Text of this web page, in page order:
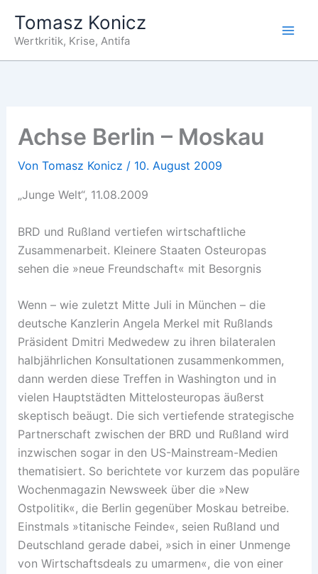
Inhalt
springen
Tomasz Konicz
Wertkritik, Krise, Antifa
Achse Berlin – Moskau
Von Tomasz Konicz / 10. August 2009
„Junge Welt“, 11.08.2009
BRD und Rußland vertiefen wirtschaftliche
Zusammenarbeit. Kleinere Staaten Osteuropas
sehen die »neue Freundschaft« mit Besorgnis
Wenn – wie zuletzt Mitte Juli in München – die
deutsche Kanzlerin Angela Merkel mit Rußlands
Präsident Dmitri Medwedew zu ihren bilateralen
halbjährlichen Konsultationen zusammenkommen,
dann werden diese Treffen in Washington und in
vielen Hauptstädten Mittelosteuropas äußerst
skeptisch beäugt. Die sich vertiefende strategische
Partnerschaft zwischen der BRD und Rußland wird
inzwischen sogar in den US-Mainstream-Medien
thematisiert. So berichtete vor kurzem das populäre
Wochenmagazin Newsweek über die »New
Ostpolitik«, die Berlin gegenüber Moskau betreibe.
Einstmals »titanische Feinde«, seien Rußland und
Deutschland gerade dabei, »sich in einer Unmenge
von Wirtschaftsdeals zu umarmen«, die von einer